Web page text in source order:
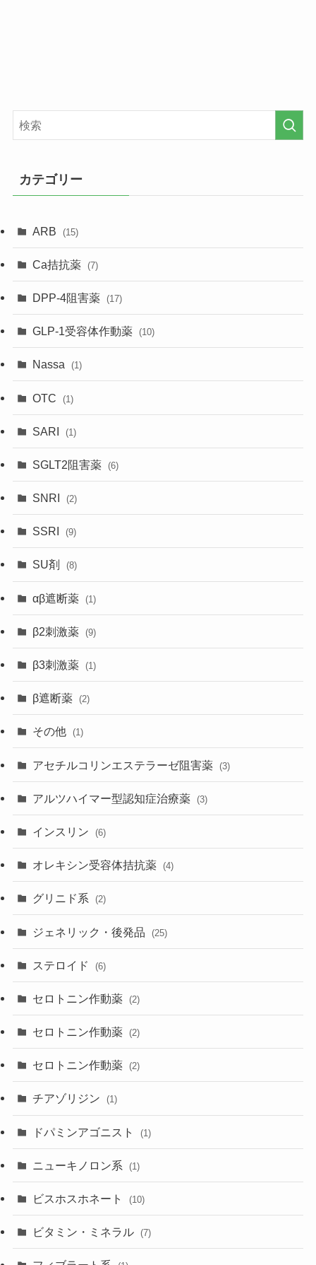
カテゴリー
ARB (15)
Ca拮抗薬 (7)
DPP-4阻害薬 (17)
GLP-1受容体作動薬 (10)
Nassa (1)
OTC (1)
SARI (1)
SGLT2阻害薬 (6)
SNRI (2)
SSRI (9)
SU剤 (8)
αβ遮断薬 (1)
β2刺激薬 (9)
β3刺激薬 (1)
β遮断薬 (2)
その他 (1)
アセチルコリンエステラーゼ阻害薬 (3)
アルツハイマー型認知症治療薬 (3)
インスリン (6)
オレキシン受容体拮抗薬 (4)
グリニド系 (2)
ジェネリック・後発品 (25)
ステロイド (6)
セロトニン作動薬 (2)
セロトニン作動薬 (2)
セロトニン作動薬 (2)
チアゾリジン (1)
ドパミンアゴニスト (1)
ニューキノロン系 (1)
ビスホスホネート (10)
ビタミン・ミネラル (7)